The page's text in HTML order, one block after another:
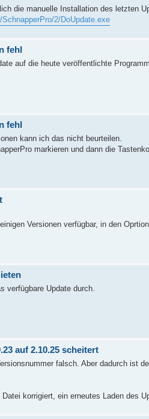
die manuelle Installation des letzten
2/DoUpdate.exe
fehl
auf die heute veröffentlichte
fehl
kann ich das nicht beurteilen.
markieren und dann die
Versionen verfügbar, in den
verfügbare Update durch.
auf 2.10.25 scheitert
falsch. Aber dadurch ist
korrigiert, ein erneutes Laden des